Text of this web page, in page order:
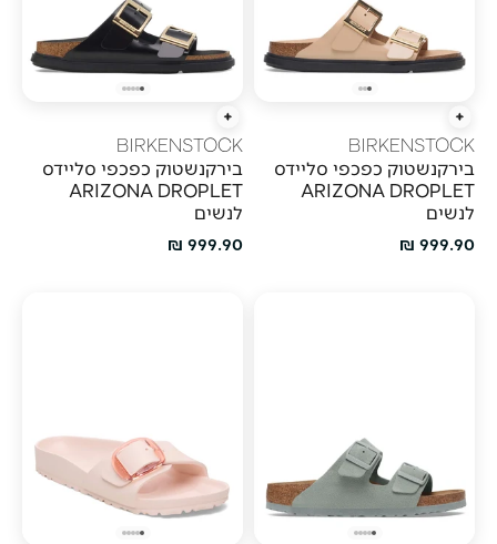
הוספה מהירה
BIRKENSTOCK
בירקנשטוק כפכפי סליידס
ARIZONA DROPLET
לנשים
מחיר מבצע
999.90 ₪
הוספה מהירה
BIRKENSTOCK
בירקנשטוק כפכפי סליידס
ARIZONA DROPLET
לנשים
מחיר מבצע
999.90 ₪